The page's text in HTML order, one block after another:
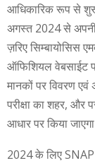
आधिकारिक रूप से शुरू
अगस्त 2024 से अपनी
ज़रिए सिम्बायोसिस
ऑफिशियल वेबसाईट
मानकों पर विवरण
परीक्षा का शहर,
आधार पर किया
2024 के लिए SNAP